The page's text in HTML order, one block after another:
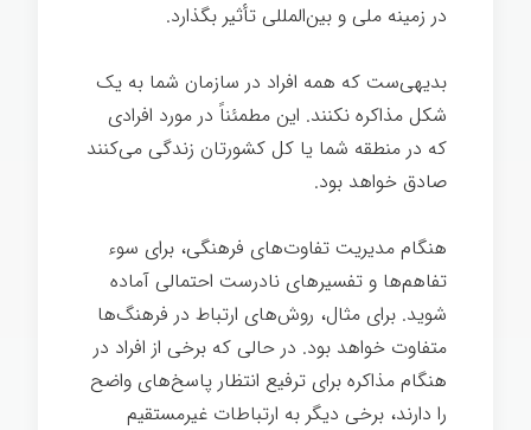
در زمینه ملی و بین‌المللی تأثیر بگذارد.
بدیهی‌ست که همه افراد در سازمان شما به یک
شکل مذاکره نکنند. این مطمئناً در مورد افرادی
که در منطقه شما یا کل کشورتان زندگی می‌کنند
صادق خواهد بود.
هنگام مدیریت تفاوت‌های فرهنگی، برای سوء
تفاهم‌ها و تفسیرهای نادرست احتمالی آماده
شوید. برای مثال، روش‌های ارتباط در فرهنگ‌ها
متفاوت خواهد بود. در حالی که برخی از افراد در
هنگام مذاکره برای ترفیع انتظار پاسخ‌های واضح
را دارند، برخی دیگر به ارتباطات غیرمستقیم